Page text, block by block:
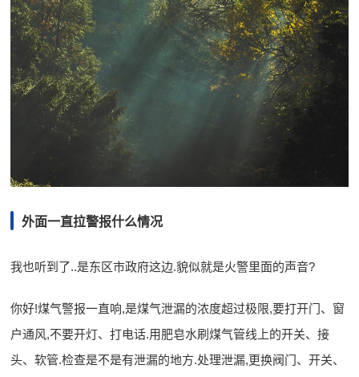
外面一直拉警报什么情况
我也听到了..是东区市政府这边.貌似就是火警里面的声音?
你好!煤气警报一直响,是煤气泄漏的浓度超过极限,要打开门、窗
户通风,不要开灯、打电话.用肥皂水刷煤气管线上的开关、接
头、软管.检查是不是有泄漏的地方.处理泄漏,更换阀门、开关、